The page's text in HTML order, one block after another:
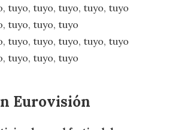
tuyo, tuyo, tuyo, tuyo, tuyo
tuyo, tuyo, tuyo
tuyo, tuyo, tuyo, tuyo, tuyo
tuyo, tuyo, tuyo
Eurovisión